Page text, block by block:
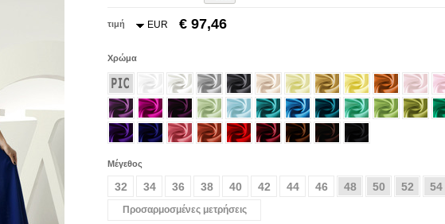
τιμή EUR € 97,46
Χρώμα
Μέγεθος
32 34 36 38 40 42 44 46 48 50 52 54
Προσαρμοσμένες μετρήσεις